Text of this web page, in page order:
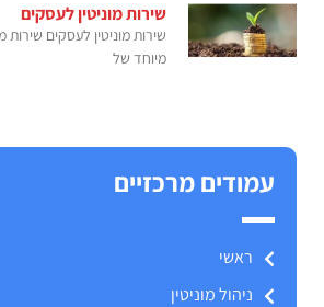
שירות מוניטין לעסקים
שירות מוניטין לעסקים שירות
מיוחד של
עמודים מרכזיים
ראשי
ניהול מוניטין